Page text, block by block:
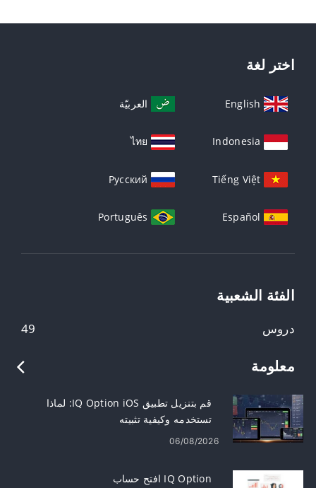
اختر لغة
English العربيّة
Indonesia
ไทย
Tiếng Việt
Русский
Español
Português
الفئة الشعبية
49 دروس
معلومة
قم بتنزيل تطبيق IQ Option iOS: لماذا
تستخدمه وكيفية تثبيته
06/08/2026
IQ Option افتح حساب